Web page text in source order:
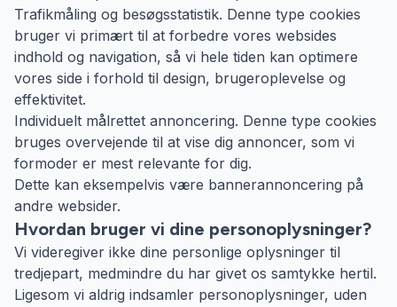
Trafikmåling og besøgsstatistik. Denne type cookies
bruger vi primært til at forbedre vores websides
indhold og navigation, så vi hele tiden kan optimere
vores side i forhold til design, brugeroplevelse og
effektivitet.
Individuelt målrettet annoncering. Denne type cookies
bruges overvejende til at vise dig annoncer, som vi
formoder er mest relevante for dig.
Dette kan eksempelvis være bannerannoncering på
andre websider.
Hvordan bruger vi dine personoplysninger?
Vi videregiver ikke dine personlige oplysninger til
tredjepart, medmindre du har givet os samtykke hertil.
Ligesom vi aldrig indsamler personoplysninger, uden